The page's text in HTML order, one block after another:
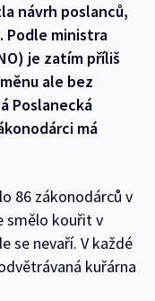
návrh poslanců,
Podle ministra
je zatím příliš
ale bez
Poslanecká
má
86 zákonodárců v
smělo kouřit v
se nevaří. V každé
kuřárna